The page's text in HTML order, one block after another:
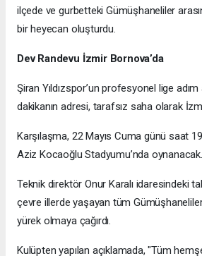
ilçede ve gurbetteki Gümüşhaneliler
bir heyecan oluşturdu.
Dev Randevu İzmir Bornova’da
Şiran Yıldızspor’un profesyonel lige
dakikanın adresi, tarafsız saha olarak
Karşılaşma, 22 Mayıs Cuma günü saat
Aziz Kocaoğlu Stadyumu’nda oynanacak.
Teknik direktör Onur Karalı idaresindeki
çevre illerde yaşayan tüm
yürek olmaya çağırdı.
Kulüpten yapılan açıklamada, "Tüm